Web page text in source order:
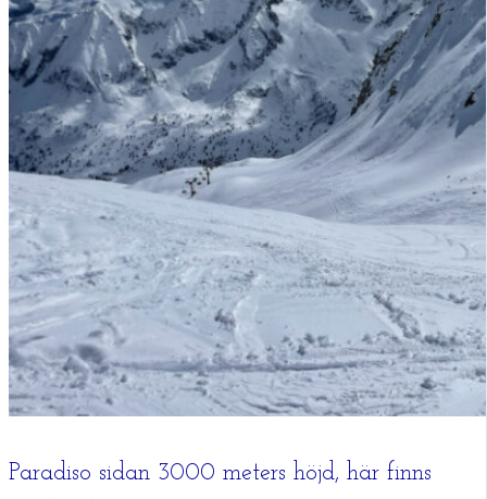
Paradiso sidan 3000 meters höjd, här finns